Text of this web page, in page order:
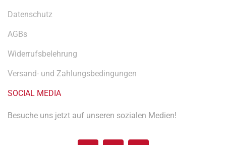
Datenschutz
AGBs
Widerrufsbelehrung
Versand- und Zahlungsbedingungen
SOCIAL MEDIA
Besuche uns jetzt auf unseren sozialen Medien!